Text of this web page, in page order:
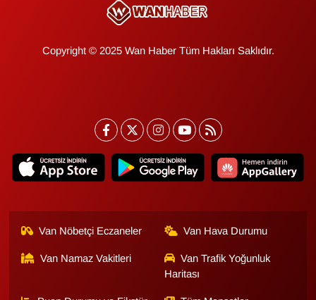
Copyright © 2025 Wan Haber Tüm Hakları Saklıdır.
Van Nöbetçi Eczaneler Van Hava Durumu
Van Namaz Vakitleri
Van Trafik Yoğunluk
Haritası